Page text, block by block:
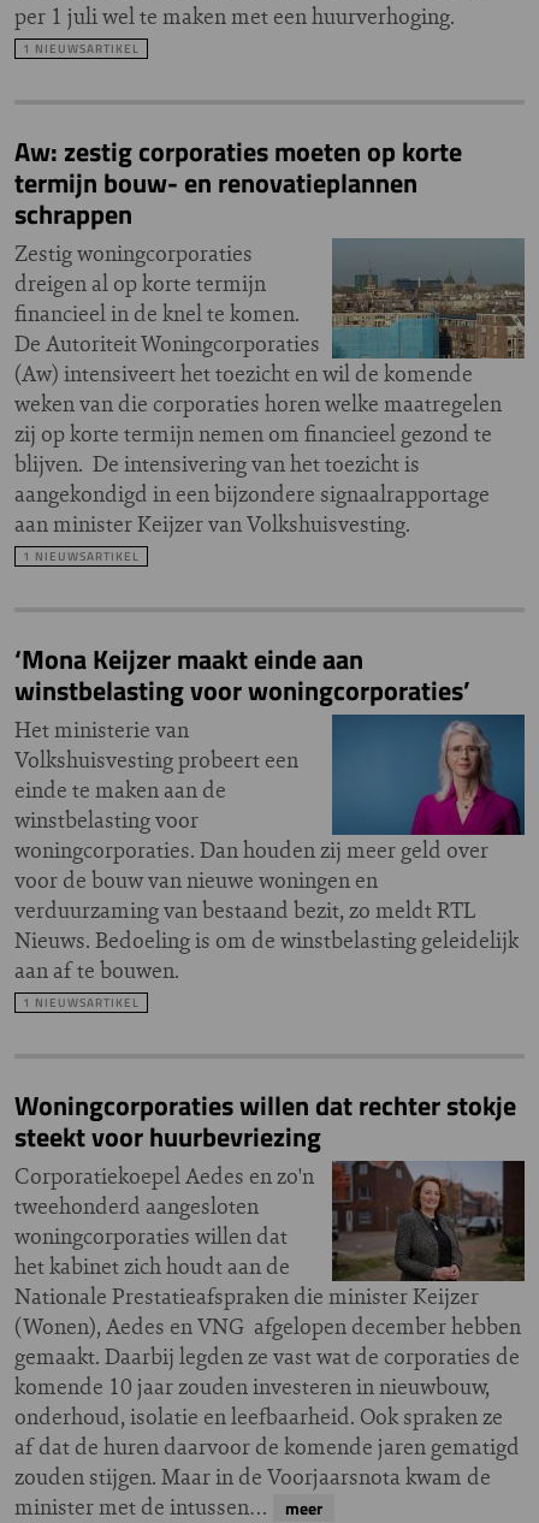
per 1 juli wel te maken met een huurverhoging.
1 NIEUWSARTIKEL
Aw: zestig corporaties moeten op korte
termijn bouw- en renovatieplannen
schrappen
Zestig woningcorporaties
dreigen al op korte termijn
financieel in de knel te komen.
De Autoriteit Woningcorporaties
(Aw) intensiveert het toezicht en wil de komende
weken van die corporaties horen welke maatregelen
zij op korte termijn nemen om financieel gezond te
blijven. De intensivering van het toezicht is
aangekondigd in een bijzondere signaalrapportage
aan minister Keijzer van Volkshuisvesting.
1 NIEUWSARTIKEL
‘Mona Keijzer maakt einde aan
winstbelasting voor woningcorporaties’
Het ministerie van
Volkshuisvesting probeert een
einde te maken aan de
winstbelasting voor
woningcorporaties. Dan houden zij meer geld over
voor de bouw van nieuwe woningen en
verduurzaming van bestaand bezit, zo meldt RTL
Nieuws. Bedoeling is om de winstbelasting geleidelijk
aan af te bouwen.
1 NIEUWSARTIKEL
Woningcorporaties willen dat rechter stokje
steekt voor huurbevriezing
Corporatiekoepel Aedes en zo'n
tweehonderd aangesloten
woningcorporaties willen dat
het kabinet zich houdt aan de
Nationale Prestatieafspraken die minister Keijzer
(Wonen), Aedes en VNG afgelopen december hebben
gemaakt. Daarbij legden ze vast wat de corporaties de
komende 10 jaar zouden investeren in nieuwbouw,
onderhoud, isolatie en leefbaarheid. Ook spraken ze
af dat de huren daarvoor de komende jaren gematigd
zouden stijgen. Maar in de Voorjaarsnota kwam de
minister met de intussen…
meer